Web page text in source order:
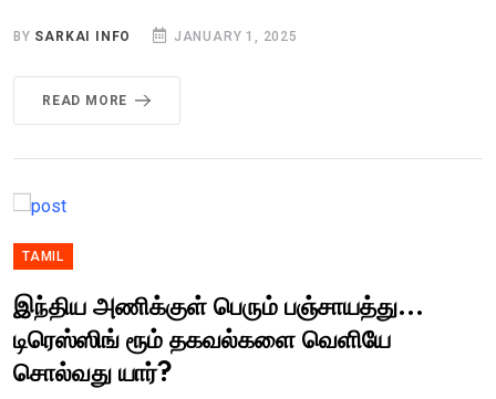
BY SARKAI INFO JANUARY 1, 2025
READ MORE
TAMIL
இந்திய அணிக்குள் பெரும் பஞ்சாயத்து...
டிரெஸ்ஸிங் ரூம் தகவல்களை வெளியே
சொல்வது யார்?